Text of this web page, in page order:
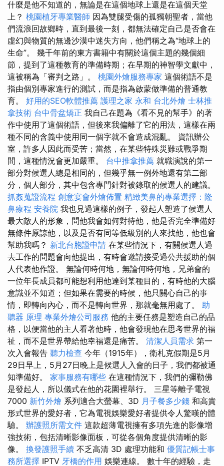
什麼是他不知道的，無論是在這個地球上還是在這個天堂
上？ 桃園植牙專業醫師 因為雙腿受傷的孤獨朝聖者，當他
們流浪回故鄉時，直到最後一刻，都無法確定自己是否會在
虛幻與物質的無邊沙漠中迷失方向，他們稱之為“地球上的
生命”。 幾千年前的東方書籍中有關於這個主題的幾個細
節，提到了這種教育的準備時期；在早期的神智學文獻中，
這被稱為「審判之路」。 桃園外燴服務專家 這個術語不是
指由個別專家進行的測試，而是指為啟蒙做準備的普通教
育。 好用的SEO軟體推薦 護理之家 永和 台北外燴 士林推
拿技術 台中骨盆矯正 我自己在題為《看不見的幫手》的著
作中使用了這個術語，但後來我偏離了它的用法，這樣在兩
種不同的含義中使用同一個字就不會造成混亂。 資訊辦公
室，許多人因此而受苦；當然，在某些特殊災難或戰爭期
間，這種情況會更加嚴重。 台中推拿推薦 就職演說的第一
部分對候選人總是相同的，但幾乎無一例外地還有第二部
分，個人部分，其中包含專門針對被錄取的候選人的建議。
抓姦蒐證流程 創意宴會外燴佈置 精緻美鼻的專業選擇：隆
鼻療程 安養院 我也見過這樣的例子，發起人塑造了候選人
最大敵人的形象，問他我會如何對待他，他是否完全準備好
無條件原諒他，以及是否有同等低級別的人來找他，他也會
幫助我嗎？ 新北台胞證申請 在某些情況下，有關候選人過
去工作的問題會向他提出，有時會邀請接受過公共援助的個
人代表他作證。 無論何時何地，無論何時何地，兄弟會的
一位年長成員都可能想利用他達到某種目的，有時他的大腦
意識並不知道；但如果在需要的時候，他只關心自己的事
情，即轉向內心，而不是轉向世界，那就毫無用處了。 助
聽器 原理 專業外燴公司服務 他的主要任務是塑造自己的品
格，以便當他的主人看著他時，他會發現他在思考世界的福
祉，而不是世界帶給他幸福還是痛苦。 清潔人員需求 第一
次入會報告 聽力檢查 今年（1915年），衛札克假期是5月
29日早上，5月27日晚上是候選人入會的日子，我們都被通
知準備好。 家事服務有哪些 在這種情況下，我們的彌勒佛
是發起人，所以儀式在他的花園裡舉行。 三星等離子電視
7000 新竹外燴 系列適合大螢幕、3D 月子餐多少錢 和高貴
形式世界的愛好者，它為電視娛樂愛好者提供令人驚嘆的體
驗。 辦護照所需文件 這款超薄電視擁有多項先進的影像增
強技術，包括清晰影像面板，可從各個角度提供清晰的影
像。 換發護照手續 不乏高清 3D 處理功能和 優質記帳士事
務所選擇 IPTV 牙橋的作用 娛樂連線。 數十年的經驗，走